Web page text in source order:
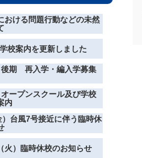
おける問題行動などの未然
校案内を更新しました
期 再入学・編入学募集
ープンスクール及び学校
内
台風7号接近に伴う臨時休
火）臨時休校のお知らせ